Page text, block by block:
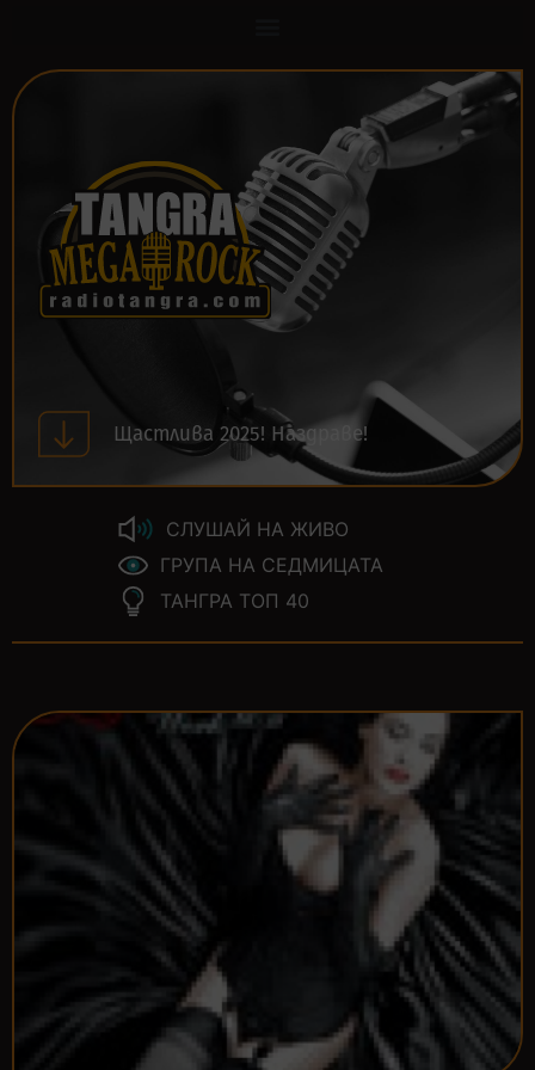
Щастлива 2025! Наздраве!
СЛУШАЙ НА ЖИВО
ГРУПА НА СЕДМИЦАТА
ТАНГРА ТОП 40